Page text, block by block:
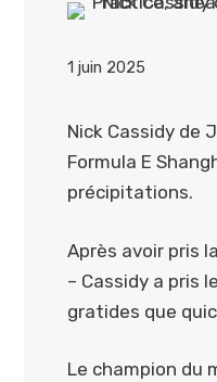
1 juin 2025
Nick Cassidy de
Formula E
précipitations.
Après avoir pris
– Cassidy a pris
gratides que
Le champion du